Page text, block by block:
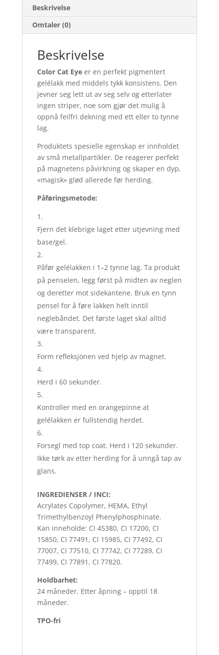
Beskrivelse
Omtaler (0)
Beskrivelse
Color Cat Eye er en perfekt pigmentert
gelélakk med middels tykk konsistens. Den
jevner seg lett ut av seg selv og etterlater
ingen striper, noe som gjør det mulig å
oppnå feilfri dekning med ett eller to tynne
lag.
Produktets spesielle egenskap er innholdet
av små metallpartikler. De reagerer perfekt
på magnetens påvirkning og skaper en dyp,
«magisk» glød allerede før herding.
Påføringsmetode:
Fjern det klebrige laget etter utjevning med
base/gel.
Påfør gelélakken i 1–2 tynne lag. Ta produkt
på penselen, legg først på midten av neglen
og deretter mot sidekantene. Bruk en tynn
pensel for å føre lakken helt inntil
neglebåndet. Det første laget skal alltid
være transparent.
Form refleksjonen ved hjelp av magnet.
Herd i 60 sekunder.
Kontroller med en orangepinne at
gelélakken er fullstendig herdet.
Forsegl med top coat. Herd i 120 sekunder.
Ikke tørk av etter herding for å unngå tap av
glans.
INGREDIENSER / INCI:
Acrylates Copolymer, HEMA, Ethyl
Trimethylbenzoyl Phenylphosphinate.
Kan inneholde: CI 45380, CI 17200, CI
15850, CI 77491, CI 15985, CI 77492, CI
77007, CI 77510, CI 77742, CI 77289, CI
77499, CI 77891, CI 77820.
Holdbarhet:
24 måneder. Etter åpning – opptil 18
måneder.
TPO-fri